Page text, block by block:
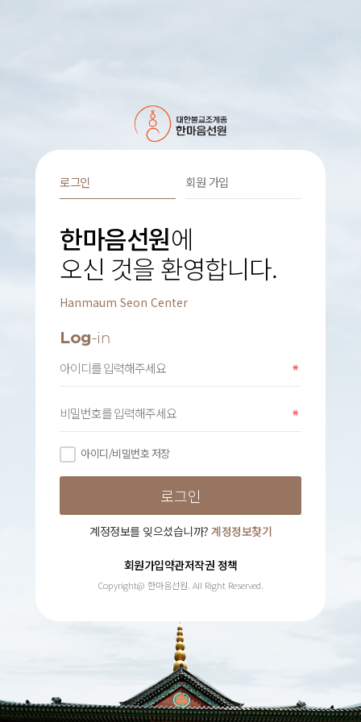
로그인 회원 가입
한마음선원에
오신 것을 환영합니다.
Hanmaum Seon Center
Log-in
아이디/비밀번호 저장
계정정보를 잊으셨습니까? 계정정보찾기
회원가입약관저작권 정책
Copyright@ 한마음선원. All Right Reserved.